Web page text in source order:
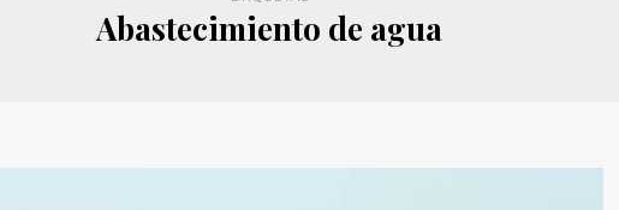
Abastecimiento de agua